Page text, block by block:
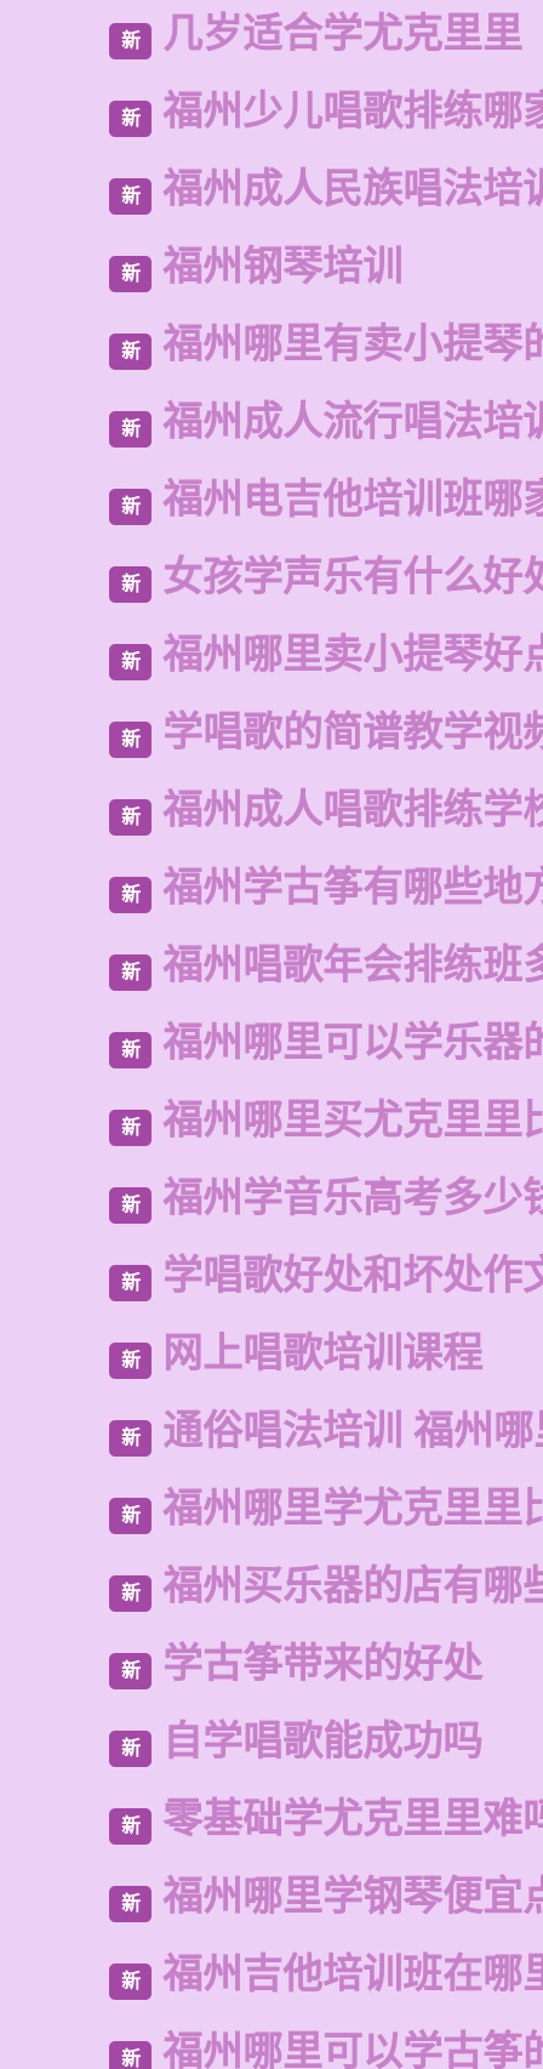
新 几岁适合学尤克里里
新 福州少儿唱歌排练哪
新 福州成人民族唱法培
新 福州钢琴培训
新 福州哪里有卖小提琴
新 福州成人流行唱法培
新 福州电吉他培训班哪
新 女孩学声乐有什么好
新 福州哪里卖小提琴好
新 学唱歌的简谱教学视
新 福州成人唱歌排练学
新 福州学古筝有哪些地
新 福州唱歌年会排练班
新 福州哪里可以学乐器
新 福州哪里买尤克里里
新 福州学音乐高考多少
新 学唱歌好处和坏处作
新 网上唱歌培训课程
新 通俗唱法培训 福州
新 福州哪里学尤克里里
新 福州买乐器的店有哪
新 学古筝带来的好处
新 自学唱歌能成功吗
新 零基础学尤克里里难
新 福州哪里学钢琴便宜
新 福州吉他培训班在哪
新 福州哪里可以学古筝